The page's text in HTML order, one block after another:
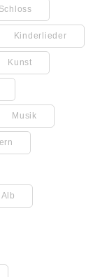
Kinderlieder
Kunst
Musik